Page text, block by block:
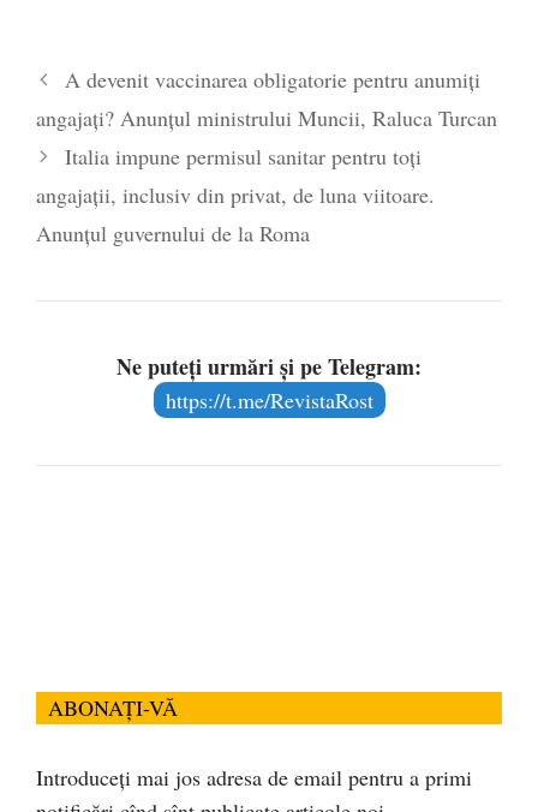
poetului Octavian Goga, înlăturat din Iași
- 16 aprilie 2026
A devenit vaccinarea obligatorie pentru anumiți
angajați? Anunțul ministrului Muncii, Raluca Turcan
Italia impune permisul sanitar pentru toți
angajații, inclusiv din privat, de luna viitoare.
Anunțul guvernului de la Roma
Ne puteți urmări și pe Telegram:
https://t.me/RevistaRost
ABONAȚI-VĂ
Introduceți mai jos adresa de email pentru a primi